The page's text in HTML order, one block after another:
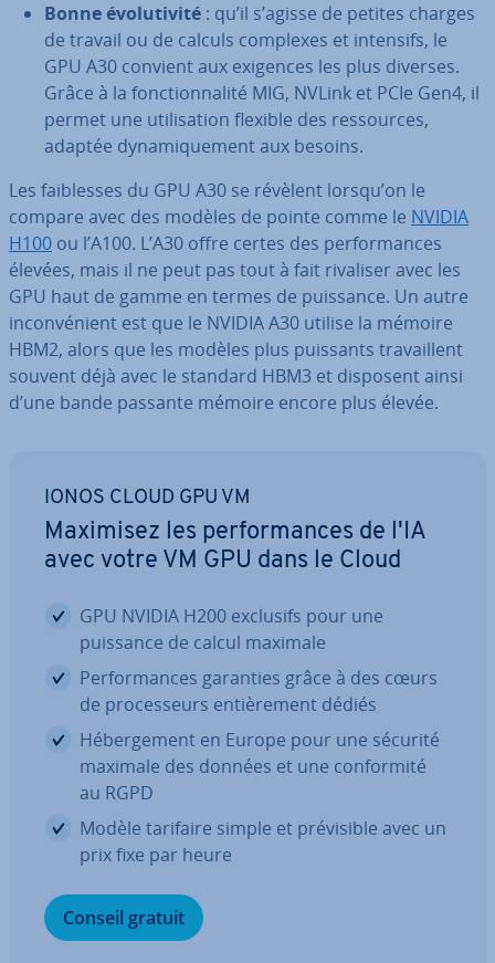
Bonne évo­lu­ti­vité : qu’il s’agisse de petites charges
de travail ou de calculs complexes et intensifs, le
GPU A30 convient aux exigences les plus diverses.
Grâce à la fonc­tion­na­lité MIG, NVLink et PCIe Gen4, il
permet une uti­li­sa­tion flexible des res­sources,
adaptée dy­na­mi­que­ment aux besoins.
Les fai­blesses du GPU A30 se révèlent lorsqu’on le
compare avec des modèles de pointe comme le NVIDIA
H100 ou l’A100. L’A30 offre certes des per­for­mances
élevées, mais il ne peut pas tout à fait rivaliser avec les
GPU haut de gamme en termes de puissance. Un autre
in­con­vé­nient est que le NVIDIA A30 utilise la mémoire
HBM2, alors que les modèles plus puissants tra­vail­lent
souvent déjà avec le standard HBM3 et disposent ainsi
d’une bande passante mémoire encore plus élevée.
IONOS CLOUD GPU VM
Maximisez les per­for­mances de l'IA
avec votre VM GPU dans le Cloud
GPU NVIDIA H200 exclusifs pour une
puissance de calcul maximale
Per­for­mances garanties grâce à des cœurs
de pro­ces­seurs en­tiè­re­ment dédiés
Hé­ber­ge­ment en Europe pour une sécurité
maximale des données et une con­for­mité
au RGPD
Modèle tarifaire simple et pré­vi­sible avec un
prix fixe par heure
Conseil gratuit